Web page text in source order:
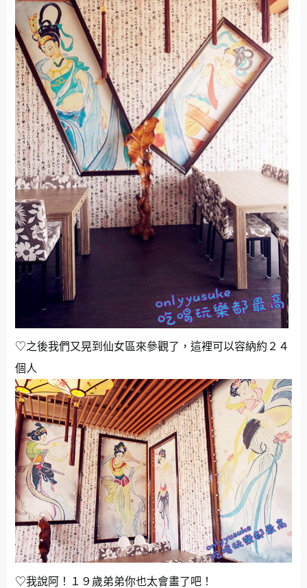
♡之後我們又晃到仙女區來參觀了，這裡可以容納約２４
個人
♡我說阿！１９歲弟弟你也太會畫了吧！